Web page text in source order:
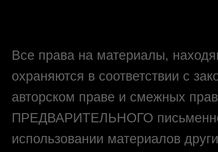
Все права на материалы,
охраняются в соответствии с
авторском праве и смежных
ПРЕДВАРИТЕЛЬНОГО
использовании материалов